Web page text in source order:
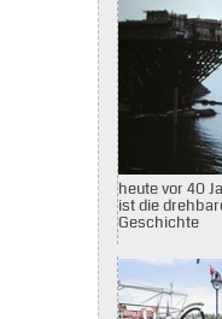
heute vor 40
ist die
Geschichte